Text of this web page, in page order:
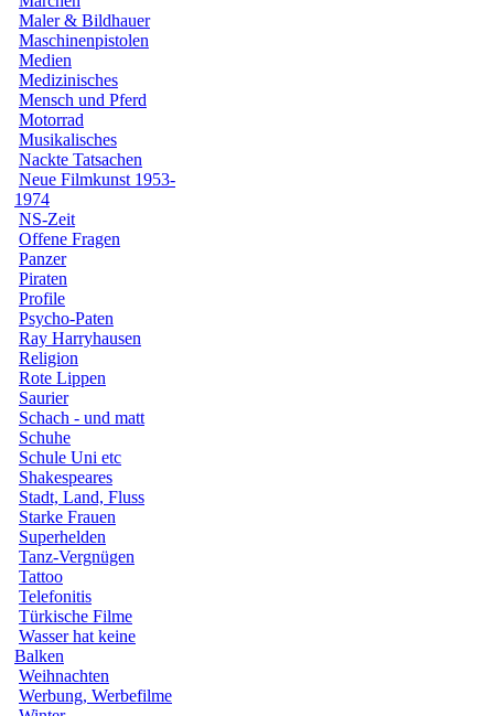
Maler & Bildhauer
Maschinenpistolen
Medien
Medizinisches
Mensch und Pferd
Motorrad
Musikalisches
Nackte Tatsachen
Neue Filmkunst 1953-
1974
NS-Zeit
Offene Fragen
Panzer
Piraten
Profile
Psycho-Paten
Ray Harryhausen
Religion
Rote Lippen
Saurier
Schach - und matt
Schuhe
Schule Uni etc
Shakespeares
Stadt, Land, Fluss
Starke Frauen
Superhelden
Tanz-Vergnügen
Tattoo
Telefonitis
Türkische Filme
Wasser hat keine
Balken
Weihnachten
Werbung, Werbefilme